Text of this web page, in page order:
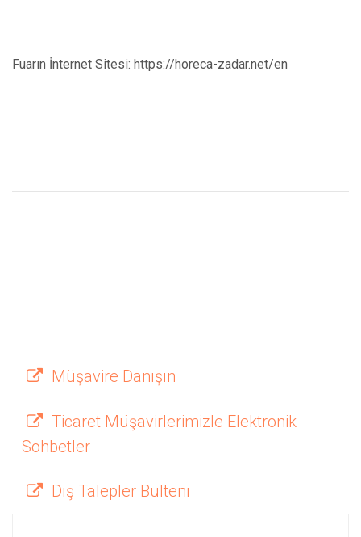
Fuarın İnternet Sitesi: https://horeca-zadar.net/en
Müşavire Danışın
Ticaret Müşavirlerimizle Elektronik
Sohbetler
Dış Talepler Bülteni